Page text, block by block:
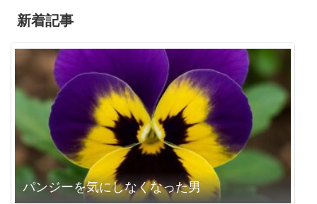
新着記事
パンジーを気にしなくなった男